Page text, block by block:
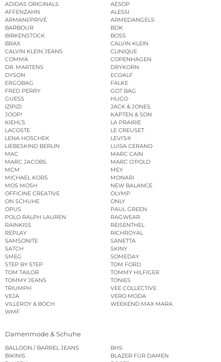
ADIDAS ORIGINALS
AESOP
AFFENZAHN
ALESSI
ARMANI/PRIVÉ
ARMEDANGELS
BARBOUR
BDK
BIRKENSTOCK
BOSS
BRAX
CALVIN KLEIN
CALVIN KLEIN JEANS
CLINIQUE
COMMA
COPENHAGEN
DR. MARTENS
DRYKORN
DYSON
ECOALF
ERGOBAG
FALKE
FRED PERRY
GOT BAG
GUESS
HUGO
IZIPIZI
JACK & JONES
JOOP!
KAPTEN & SON
KIEHL’S
LA PRAIRIE
LACOSTE
LE CREUSET
LENA HOSCHEK
LEVI’S®
LIEBESKIND BERLIN
LUISA CERANO
MAC
MARC CAIN
MARC JACOBS
MARC O’POLO
MCM
MEY
MICHAEL KORS
MONARI
MOS MOSH
NEW BALANCE
OFFICINE CREATIVE
OLYMP
ON SCHUHE
ONLY
OPUS
PAUL GREEN
POLO RALPH LAUREN
RAGWEAR
RAINKISS
REISENTHEL
REPLAY
RICHROYAL
SAMSONITE
SANETTA
SATCH
SKINY
SMEG
SOMEDAY
STEP BY STEP
TOM FORD
TOM TAILOR
TOMMY HILFIGER
TOMMY JEANS
TONIES
TRIUMPH
VEE COLLECTIVE
VEJA
VERO MODA
VILLEROY & BOCH
WEEKEND MAX MARA
WMF
Damenmode & Schuhe
BALLOON / BARREL JEANS
BHS
BIKINIS
BLAZER FÜR DAMEN